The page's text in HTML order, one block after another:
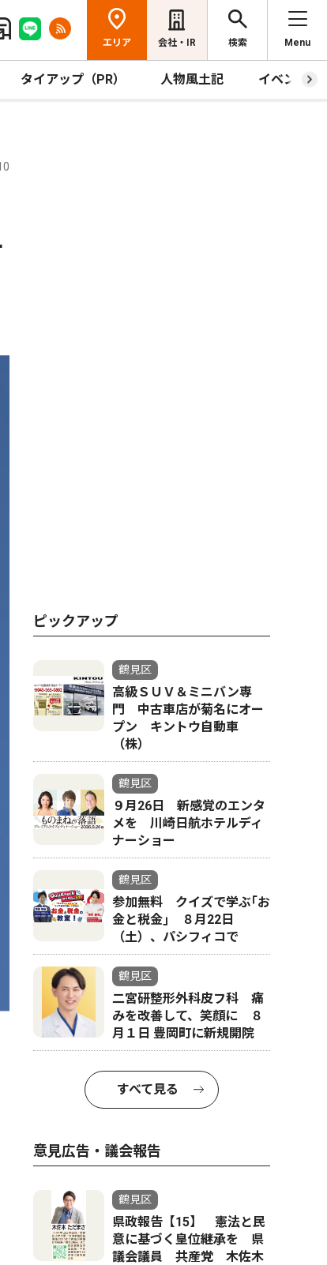
エリア 会社・IR 検索 Menu
タイアップ（PR） 人物風土記 イベント
ピックアップ
鶴見区
高級ＳＵＶ＆ミニバン専
門 中古車店が菊名にオー
プン キントウ自動車
（株）
鶴見区
９月26日 新感覚のエンタ
メを 川崎日航ホテルディ
ナーショー
鶴見区
参加無料 クイズで学ぶ｢お
金と税金｣ ８月22日
（土）、パシフィコで
鶴見区
二宮研整形外科皮フ科 痛
みを改善して、笑顔に ８
月１日 豊岡町に新規開院
すべて見る
意見広告・議会報告
鶴見区
県政報告【15】 憲法と民
意に基づく皇位継承を 県
議会議員 共産党 木佐木